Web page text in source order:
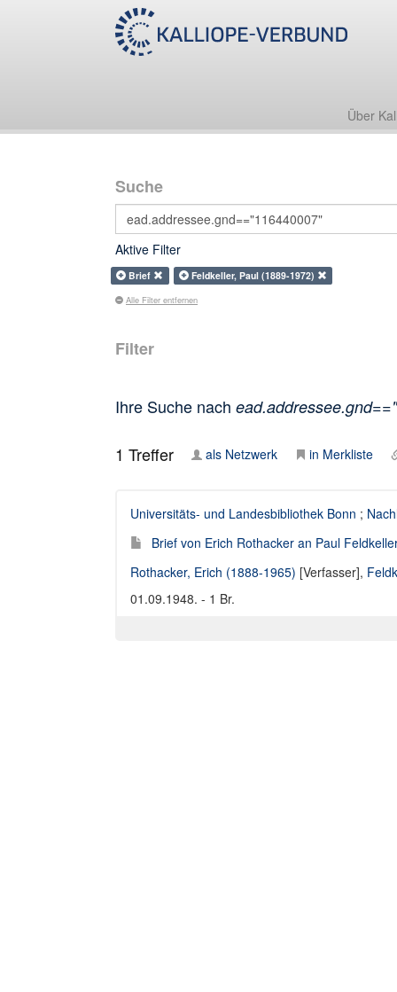
Über
Suche
Aktive Filter
Brief Feldkeller, Paul (1889-1972)
Alle Filter entfernen
Filter
Ihre Suche nach
1 Treffer als Netzwerk in Merkliste
Universitäts- und Landesbibliothek Bonn ;
Brief von Erich Rothacker an Paul
Rothacker, Erich (1888-1965) [Verfasser],
01.09.1948. - 1 Br.